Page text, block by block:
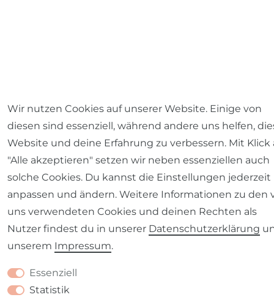
Wir nutzen Cookies auf unserer Website. Einige von
diesen sind essenziell, während andere uns helfen,
Website und deine Erfahrung zu verbessern. Mit Klick
"Alle akzeptieren" setzen wir neben essenziellen auch
solche Cookies. Du kannst die Einstellungen jederzeit
anpassen und ändern. Weitere Informationen zu den
uns verwendeten Cookies und deinen Rechten als
Nutzer findest du in unserer Daten­schutz­erklärung
unserem Impressum.
Essenziell
Statistik